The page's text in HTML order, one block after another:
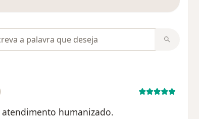
em opiniões
humanizado.